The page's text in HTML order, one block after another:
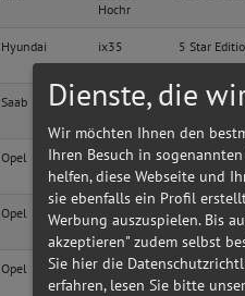
Hochr
Hyundai ix35 5 Star
Saab 9 1.8 t Arc
Opel Corsa C Basis
Opel Basis
Opel Corsa C Basis
Dienste, die
Wir möchten Ihnen den
Ihren Besuch in
helfen, diese Webseite und
sie ebenfalls ein Profil
Werbung auszuspielen. Bis
akzeptieren" zudem selbst
Sie hier die
erfahren, lesen Sie bitte